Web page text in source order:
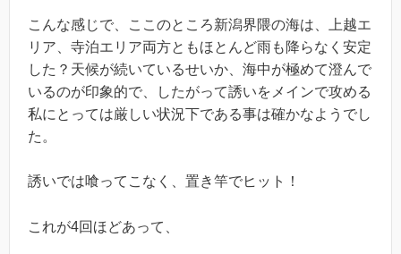
こんな感じで、ここのところ新潟界隈の海は、上越エ
リア、寺泊エリア両方ともほとんど雨も降らなく安定
した？天候が続いているせいか、海中が極めて澄んで
いるのが印象的で、したがって誘いをメインで攻める
私にとっては厳しい状況下である事は確かなようでし
た。
誘いでは喰ってこなく、置き竿でヒット！
これが4回ほどあって、